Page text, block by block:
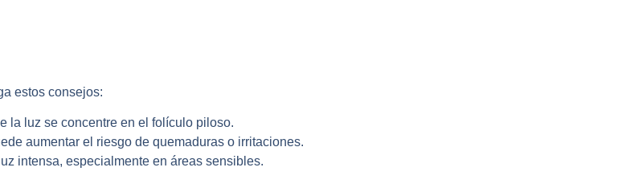
estos consejos:
la luz se concentre en el folículo piloso.
aumentar el riesgo de quemaduras o irritaciones.
intensa, especialmente en áreas sensibles.